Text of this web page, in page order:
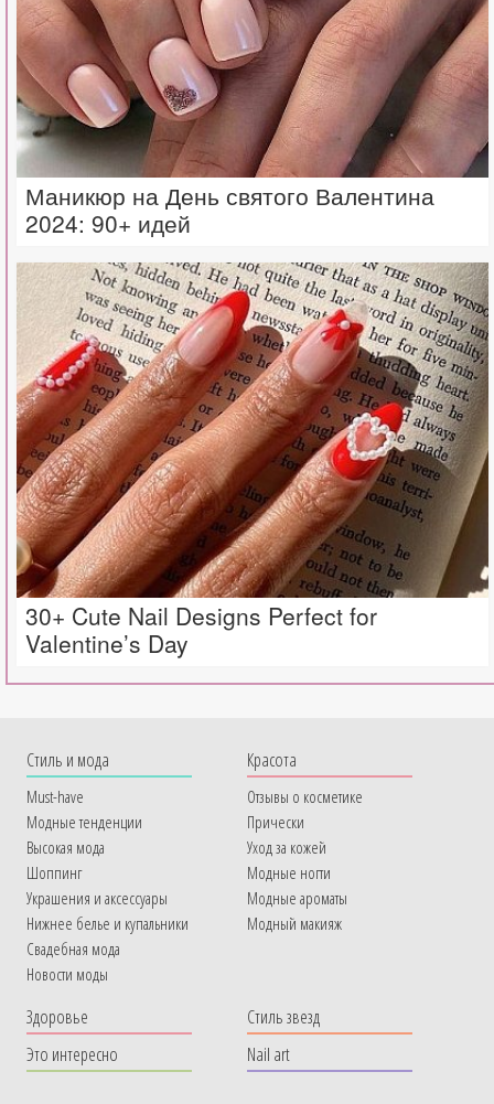
Маникюр на День святого Валентина
2024: 90+ идей
30+ Cute Nail Designs Perfect for
Valentine’s Day
Cтиль и мода
Must-have
Модные тенденции
Высокая мода
Шоппинг
Украшения и аксессуары
Нижнее белье и купальники
Свадебная мода
Новости моды
Красота
Отзывы о косметике
Прически
Уход за кожей
Модные ногти
Модные ароматы
Модный макияж
Здоровье
Это интересно
Стиль звезд
Nail art